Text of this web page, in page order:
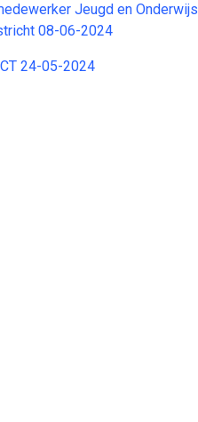
Jeugd en Onderwijs
08-06-2024
24-05-2024